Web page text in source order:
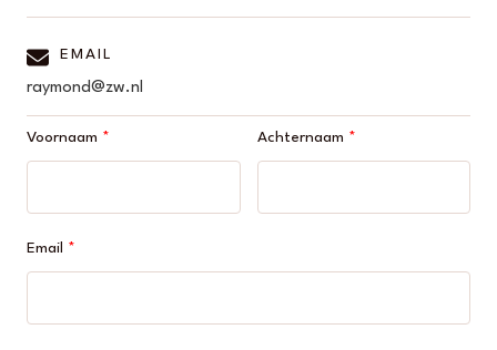
EMAIL
raymond@zw.nl
Voornaam Achternaam
Email